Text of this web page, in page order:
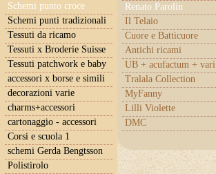
Schemi punto croce
Renato Parolin
Il Telaio
Cuore e Batticuore
Antichi ricami
UB + acufactum + vari
Tralala Collection
MyFanny
Lilli Violette
DMC
Schemi punti tradizionali
Tessuti da ricamo
Tessuti x Broderie Suisse
Tessuti patchwork e baby
accessori x borse e simili
decorazioni varie
charms+accessori
cartonaggio - accessori
Corsi e scuola 1
schemi Gerda Bengtsson
Polistirolo